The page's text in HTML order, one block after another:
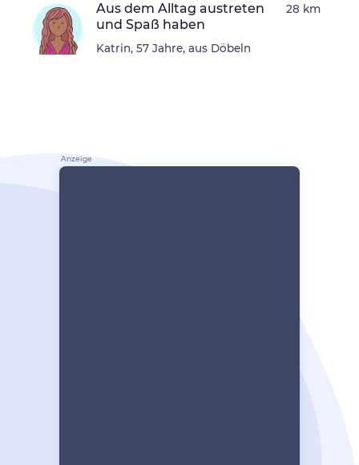
Aus dem Alltag austreten
und Spaß haben
Katrin, 57 Jahre, aus Döbeln
28 km